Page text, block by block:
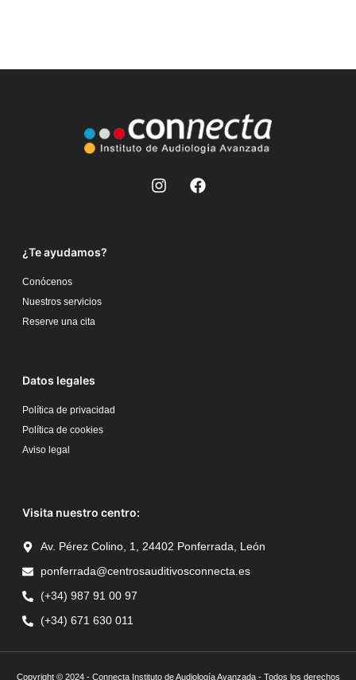
¿Te ayudamos?
Conócenos
Nuestros servicios
Reserve una cita
Datos legales
Política de privacidad
Política de cookies
Aviso legal
Visita nuestro centro:
Av. Pérez Colino, 1, 24402 Ponferrada, León
ponferrada@centrosauditivosconnecta.es
(+34) 987 91 00 97
(+34) 671 630 011
Copyright © 2024 - Connecta Instituto de Audiología Avanzada - Todos los derechos